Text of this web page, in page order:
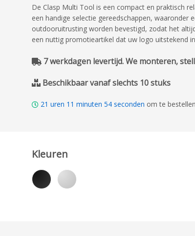
De Clasp Multi Tool is een compact en praktisch
een handige selectie gereedschappen, waaronder
outdooruitrusting worden bevestigd, zodat het
een nuttig promotieartikel dat uw logo uitstekend
7 werkdagen levertijd. We monteren,
Beschikbaar vanaf slechts 10 stuks
21 uren 11 minuten 53 seconden om te
Kleuren